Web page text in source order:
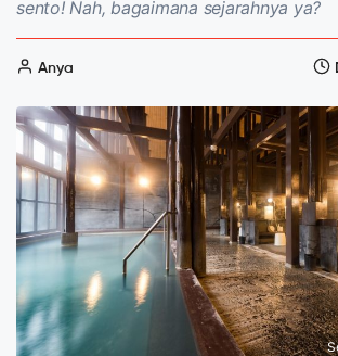
sento! Nah, bagaimana sejarahnya ya?
Anya